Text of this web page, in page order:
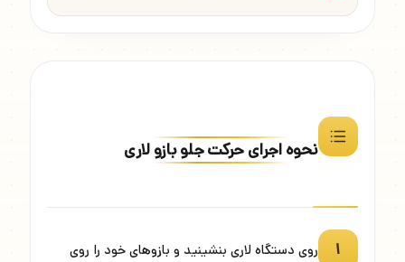
نحوه اجرای حرکت جلو بازو لاری
۱
روی دستگاه لاری بنشینید و بازوهای خود را روی